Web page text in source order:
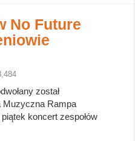
No Future
został
Muzyczna Rampa
koncert zespołów